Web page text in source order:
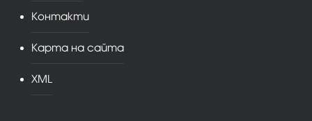
Контакти
Карта на сайта
XML